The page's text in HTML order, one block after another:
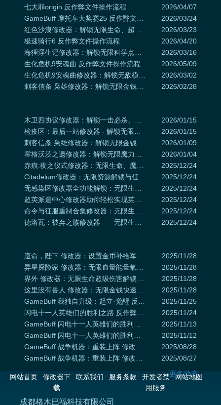
七大罪origin 反作弊文件操作流程
2026/04/07
2026/03/24
2026/03/23
极速骑行6 反作弊文件操作流程
2026/04/20
2026/03/16
生化危机9安魂曲 反作弊文件操作流程
2026/05/09
2026/03/02
2026/02/28
2026/01/15
2026/01/15
2026/01/09
2026/01/04
2025/12/24
2025/12/24
2025/12/24
2025/12/24
2025/12/24
2025/12/24
2025/11/28
2025/11/28
2025/11/28
2025/11/28
2025/11/25
2025/11/24
2025/11/13
2025/11/12
2025/08/28
2025/08/27
更多动态
网站首页
修改器下
载
联系我们 服务条款
开发者禁
用服务
网站地图
成都格木巴福科技有限公司